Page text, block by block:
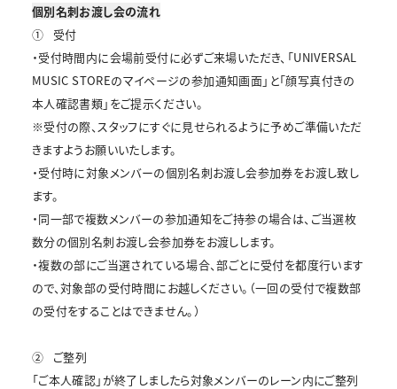
個別名刺お渡し会の流れ
①
受付
・受付時間内に会場前受付に必ずご来場いただき、「UNIVERSAL
MUSIC STOREのマイページの参加通知画面」と「顔写真付きの
本人確認書類」をご提示ください。
※受付の際、スタッフにすぐに見せられるように予めご準備いただ
きますようお願いいたします。
・受付時に対象メンバーの個別名刺お渡し会参加券をお渡し致し
ます。
・同一部で複数メンバーの参加通知をご持参の場合は、ご当選枚
数分の個別名刺お渡し会参加券をお渡しします。
・複数の部にご当選されている場合、部ごとに受付を都度行います
ので、対象部の受付時間にお越しください。（一回の受付で複数部
の受付をすることはできません。）
②
ご整列
「ご本人確認」が終了しましたら対象メンバーのレーン内にご整列